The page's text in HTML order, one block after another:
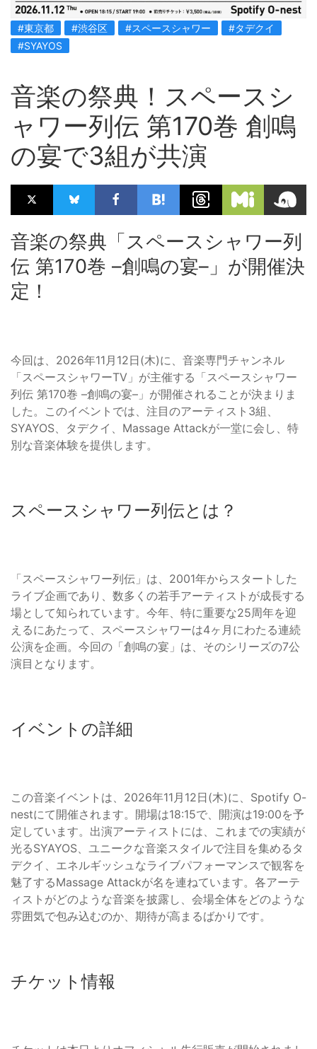
#東京都 #渋谷区 #スペースシャワー
#タデクイ
#SYAYOS
音楽の祭典！スペースシ
ャワー列伝 第170巻 創鳴
の宴で3組が共演
音楽の祭典「スペースシャワー列
伝 第170巻 –創鳴の宴–」が開催決
定！
今回は、2026年11月12日(木)に、音楽専門チャンネル
「スペースシャワーTV」が主催する「スペースシャワー
列伝 第170巻 –創鳴の宴–」が開催されることが決まりま
した。このイベントでは、注目のアーティスト3組、
SYAYOS、タデクイ、Massage Attackが一堂に会し、特
別な音楽体験を提供します。
スペースシャワー列伝とは？
「スペースシャワー列伝」は、2001年からスタートした
ライブ企画であり、数多くの若手アーティストが成長する
場として知られています。今年、特に重要な25周年を迎
えるにあたって、スペースシャワーは4ヶ月にわたる連続
公演を企画。今回の「創鳴の宴」は、そのシリーズの7公
演目となります。
イベントの詳細
この音楽イベントは、2026年11月12日(木)に、Spotify O-
nestにて開催されます。開場は18:15で、開演は19:00を予
定しています。出演アーティストには、これまでの実績が
光るSYAYOS、ユニークな音楽スタイルで注目を集めるタ
デクイ、エネルギッシュなライブパフォーマンスで観客を
魅了するMassage Attackが名を連ねています。各アーテ
ィストがどのような音楽を披露し、会場全体をどのような
雰囲気で包み込むのか、期待が高まるばかりです。
チケット情報